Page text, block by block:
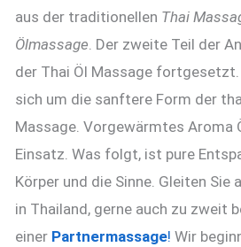
aus der traditionellen Thai
Ölmassage. Der zweite Teil der
der Thai Öl Massage fortgesetzt.
sich um die sanftere Form der
Massage. Vorgewärmtes Aroma
Einsatz. Was folgt, ist pure
Körper und die Sinne. Gleiten Sie
in Thailand, gerne auch zu zweit
einer Partnermassage! Wir